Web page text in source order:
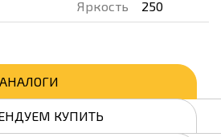
Яркость 250
АНАЛОГИ
КУПИТЬ